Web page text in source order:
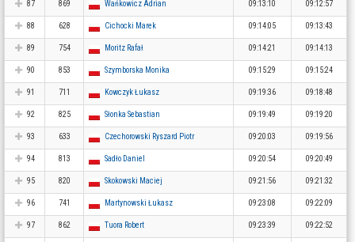
87 869 Wańkowicz Adrian 09:13:10 09:12:57
88 628 Cichocki Marek 09:14:05 09:13:43
89 754 Moritz Rafał 09:14:21 09:14:13
90 853 Szymborska Monika 09:15:29 09:15:24
91 711 Kowczyk Łukasz 09:19:36 09:18:48
92 825 Słonka Sebastian 09:19:49 09:19:20
93 633 Czechorowski Ryszard Piotr 09:20:03 09:19:56
94 813 Sadło Daniel 09:20:54 09:20:49
95 820 Skokowski Maciej 09:21:56 09:21:32
96 741 Martynowski Łukasz 09:23:08 09:22:09
97 862 Tuora Robert 09:23:39 09:22:52